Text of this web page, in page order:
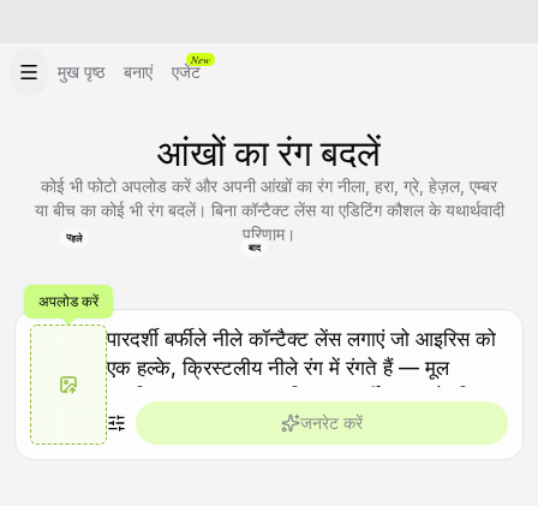
मुख पृष्ठ बनाएं एजेंट
New
आंखों का रंग बदलें
कोई भी फोटो अपलोड करें और अपनी आंखों का रंग नीला, हरा, ग्रे, हेज़ल, एम्बर
या बीच का कोई भी रंग बदलें। बिना कॉन्टैक्ट लेंस या एडिटिंग कौशल के यथार्थवादी
परिणाम।
पहले
बाद
अपलोड करें
जनरेट करें